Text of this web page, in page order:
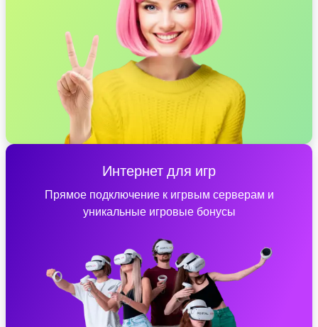
Интернет для игр
Прямое подключение к игрвым серверам и
уникальные игровые бонусы